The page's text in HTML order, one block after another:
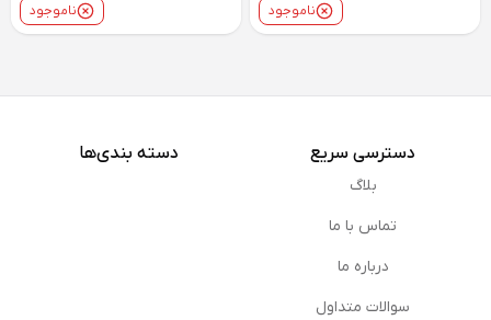
ناموجود ناموجود
دسترسی سریع
بلاگ
تماس با ما
درباره ما
سوالات متداول
دسته بندی‌ها